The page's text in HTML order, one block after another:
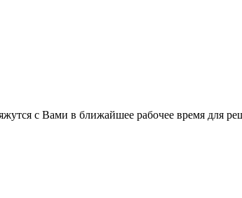
с Вами в ближайшее рабочее время для